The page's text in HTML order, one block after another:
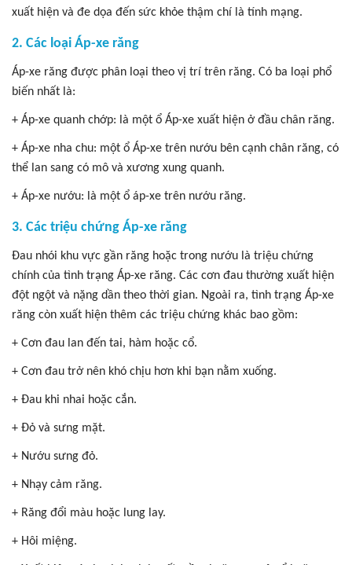
xuất hiện và đe dọa đến sức khỏe thậm chí là tính mạng.
2. Các loại Áp-xe răng
Áp-xe răng được phân loại theo vị trí trên răng. Có ba loại phổ
biến nhất là:
+ Áp-xe quanh chớp: là một ổ Áp-xe xuất hiện ở đầu chân răng.
+ Áp-xe nha chu: một ổ Áp-xe trên nướu bên cạnh chân răng, có
thể lan sang có mô và xương xung quanh.
+ Áp-xe nướu: là một ổ áp-xe trên nướu răng.
3. Các triệu chứng Áp-xe răng
Đau nhói khu vực gần răng hoặc trong nướu là triệu chứng
chính của tình trạng Áp-xe răng. Các cơn đau thường xuất hiện
đột ngột và nặng dần theo thời gian. Ngoài ra, tình trạng Áp-xe
răng còn xuất hiện thêm các triệu chứng khác bao gồm:
+ Cơn đau lan đến tai, hàm hoặc cổ.
+ Cơn đau trở nên khó chịu hơn khi bạn nằm xuống.
+ Đau khi nhai hoặc cắn.
+ Đỏ và sưng mặt.
+ Nướu sưng đỏ.
+ Nhạy cảm răng.
+ Răng đổi màu hoặc lung lay.
+ Hôi miệng.